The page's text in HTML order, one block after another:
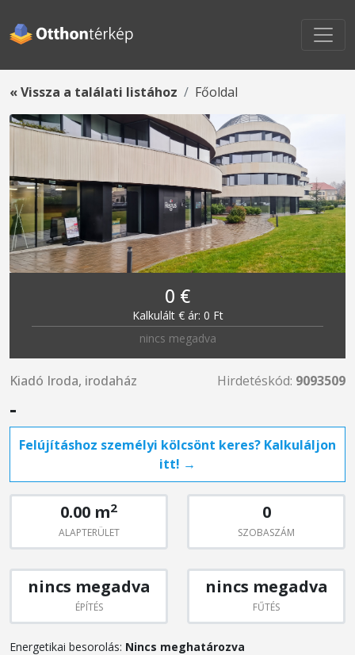
« Vissza a találati listához Főoldal
0 €
Kalkulált € ár: 0 Ft
nincs megadva
Kiadó Iroda, irodaház Hirdetéskód: 9093509
-
Felújításhoz személyi kölcsönt keres? Kalkuláljon
itt! →
0.00 m2
ALAPTERÜLET
0
SZOBASZÁM
nincs megadva
ÉPÍTÉS
nincs megadva
FŰTÉS
Energetikai besorolás: Nincs meghatározva